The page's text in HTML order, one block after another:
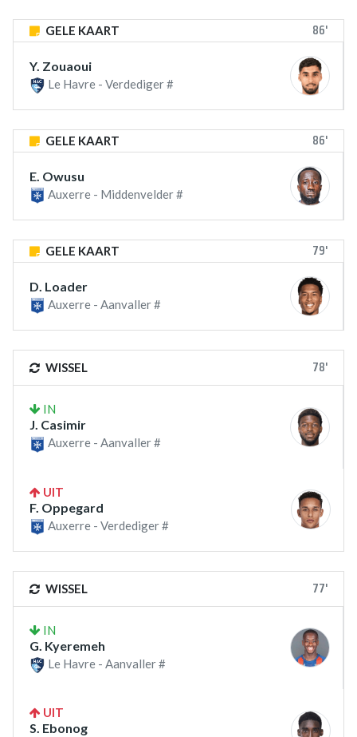
GELE KAART 86'
Y. Zouaoui
Le Havre - Verdediger #
GELE KAART 86'
E. Owusu
Auxerre - Middenvelder #
GELE KAART 79'
D. Loader
Auxerre - Aanvaller #
WISSEL 78'
IN
J. Casimir
Auxerre - Aanvaller #
UIT
F. Oppegard
Auxerre - Verdediger #
WISSEL 77'
IN
G. Kyeremeh
Le Havre - Aanvaller #
UIT
S. Ebonog